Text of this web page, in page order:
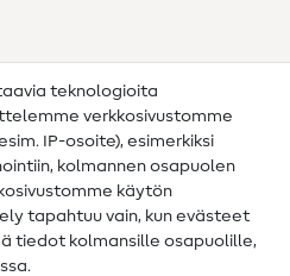
teknologioita
verkkosivustomme
IP-osoite), esimerkiksi
kolmannen osapuolen
käytön
tapahtuu vain, kun evästeet
tiedot kolmansille osapuolille,